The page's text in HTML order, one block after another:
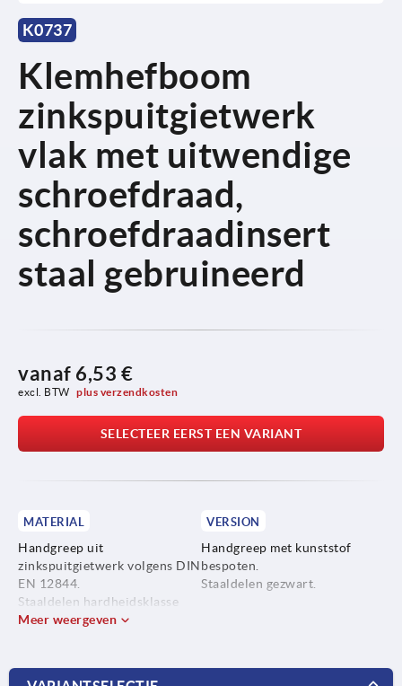
K0737
Klemhefboom
zinkspuitgietwerk
vlak met uitwendige
schroefdraad,
schroefdraadinsert
staal gebruineerd
vanaf 6,53 €
excl. BTW plus verzendkosten
SELECTEER EERST EEN VARIANT
MATERIAL
Handgreep uit
zinkspuitgietwerk volgens DIN
EN 12844.
Staaldelen hardheidsklasse
5.8.
VERSION
Handgreep met kunststof
bespoten.
Staaldelen gezwart.
Meer weergeven